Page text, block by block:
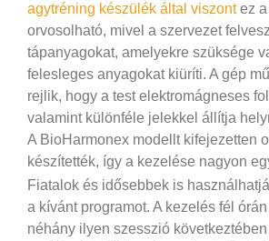
agytréning készülék által viszontez a
orvosolható, mivel a szervezet
tápanyagokat, amelyekre szüksége
felesleges anyagokat kiüríti. A gép
rejlik, hogy a test elektromágneses
valamint különféle jelekkel állítja
A BioHarmonex modellt kifejezetten
készítették, így a kezelése nagyon
Fiatalok és idősebbek is
a kívánt programot. A kezelés fél
néhány ilyen szesszió